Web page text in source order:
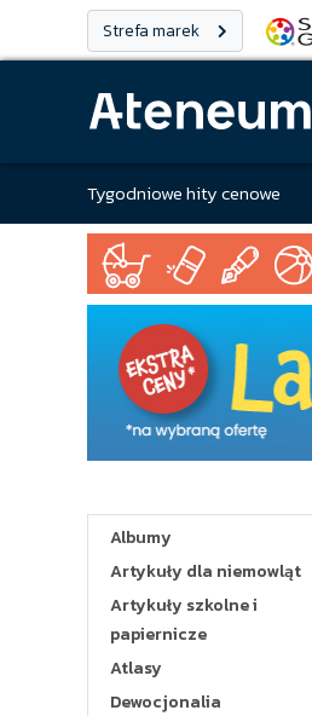
Strefa marek
Tygodniowe hity cenowe
Albumy
Artykuły dla niemowląt
Artykuły szkolne i
papiernicze
Atlasy
Dewocjonalia